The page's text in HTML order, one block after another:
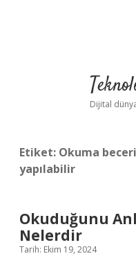
Dijital
Etiket: Okuma
yapılabilir
Okuduğunu
Nelerdir
Tarih: Ekim 19, 2024